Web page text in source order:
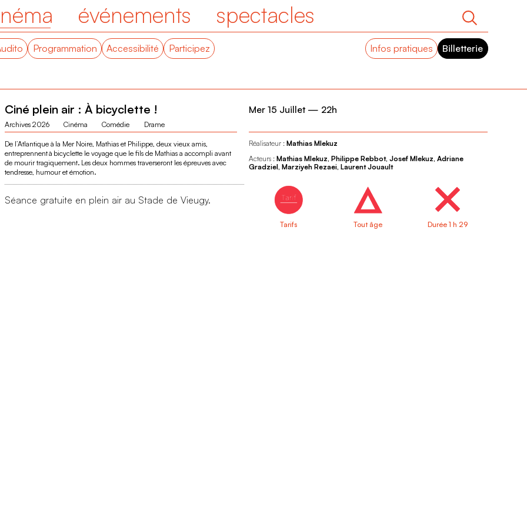
événements spectacles
Programmation Accessibilité Participez Infos pratiques Billetterie
Ciné plein air : À bicyclette !
Archives 2026 Cinéma Comédie Drame
De l’Atlantique à la Mer Noire, Mathias et Philippe, deux vieux amis,
entreprennent à bicyclette le voyage que le fils de Mathias a accompli avant
de mourir tragiquement. Les deux hommes traverseront les épreuves avec
tendresse, humour et émotion.
Séance gratuite en plein air au Stade de Vieugy.
Mer 15 Juillet— 22h
Réalisateur : Mathias Mlekuz
Acteurs : Mathias Mlekuz, Philippe Rebbot, Josef Mlekuz, Adriane
Gradziel, Marziyeh Rezaei, Laurent Jouault
Tarifs Tout âge Durée 1 h 29